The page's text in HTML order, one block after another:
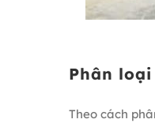
Phân
Theo cách